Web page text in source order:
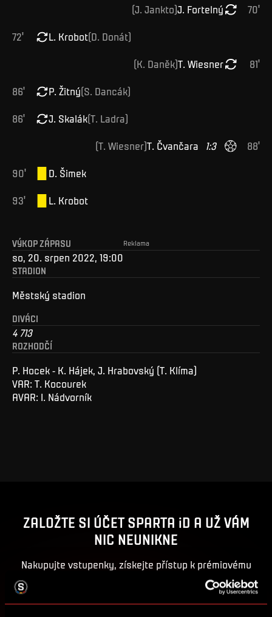
70'
J. Fortelný
(J. Jankto)
72' L. Krobot(D. Donát)
81'
T. Wiesner
(K. Daněk)
86' P. Žitný(S. Dancák)
86' J. Skalák(T. Ladra)
88'
1:3
T. Čvančara
(T. Wiesner)
90' D. Šimek
93' L. Krobot
Reklama
VÝKOP ZÁPASU
so, 20. srpen 2022, 19:00
STADION
Městský stadion
DIVÁCI
4 713
ROZHODČÍ
P. Hocek - K. Hájek, J. Hrabovský (T. Klíma)
VAR: T. Kocourek
AVAR: I. Nádvorník
ZALOŽTE SI ÚČET SPARTA iD A UŽ VÁM
NIC NEUNIKNE
Nakupujte vstupenky, získejte přístup k prémiovému